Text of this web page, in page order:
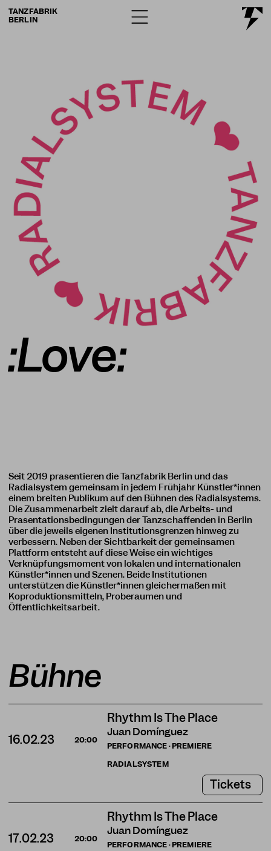
TANZFABRIK
BERLIN
:Love:
Seit 2019 präsentieren die Tanzfabrik Berlin und das
Radialsystem gemeinsam in jedem Frühjahr Künstler*innen
einem breiten Publikum auf den Bühnen des Radialsystems.
Die Zusammenarbeit zielt darauf ab, die Arbeits- und
Präsentationsbedingungen der Tanzschaffenden in Berlin
über die jeweils eigenen Institutionsgrenzen hinweg zu
verbessern. Neben der Sichtbarkeit der gemeinsamen
Plattform entsteht auf diese Weise ein wichtiges
Verknüpfungsmoment von lokalen und internationalen
Künstler*innen und Szenen. Beide Institutionen
unterstützen die Künstler*innen gleichermaßen mit
Koproduktionsmitteln, Proberäumen und
Öffentlichkeitsarbeit.
Bühne
Rhythm Is The Place
Juan Domínguez
PERFORMANCE · PREMIERE
16.02.23 20:00
RADIALSYSTEM
Tickets
Rhythm Is The Place
Juan Domínguez
PERFORMANCE · PREMIERE
17.02.23 20:00